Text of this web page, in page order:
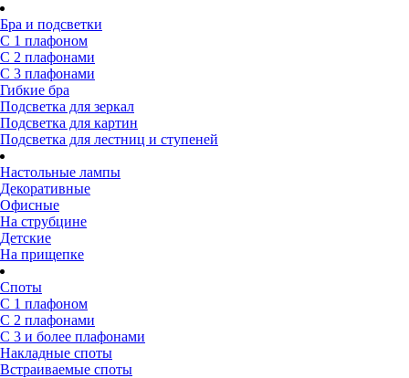
Бра и подсветки
С 1 плафоном
С 2 плафонами
С 3 плафонами
Гибкие бра
Подсветка для зеркал
Подсветка для картин
Подсветка для лестниц и ступеней
Настольные лампы
Декоративные
Офисные
На струбцине
Детские
На прищепке
Споты
С 1 плафоном
С 2 плафонами
С 3 и более плафонами
Накладные споты
Встраиваемые споты